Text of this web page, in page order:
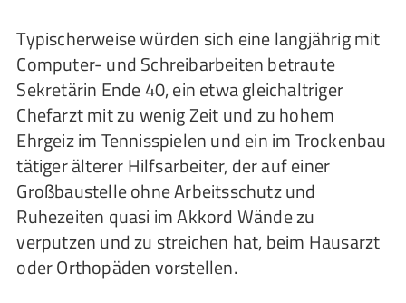
Typischerweise würden sich eine langjährig mit
Computer- und Schreibarbeiten betraute
Sekretärin Ende 40, ein etwa gleichaltriger
Chefarzt mit zu wenig Zeit und zu hohem
Ehrgeiz im Tennisspielen und ein im Trockenbau
tätiger älterer Hilfsarbeiter, der auf einer
Großbaustelle ohne Arbeitsschutz und
Ruhezeiten quasi im Akkord Wände zu
verputzen und zu streichen hat, beim Hausarzt
oder Orthopäden vorstellen.